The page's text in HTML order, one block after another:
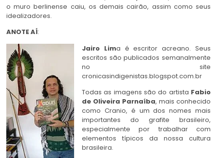
o muro berlinense caiu, os demais cairão, assim como seus
idealizadores.
ANOTE AÍ:
Jairo Lima é escritor acreano. Seus
escritos são publicados semanalmente
no site
cronicasindigenistas.blogspot.com.br
Todas as imagens são do artista Fabio
de Oliveira Parnaíba, mais conhecido
como Cranio, é um dos nomes mais
importantes do grafite brasileiro,
especialmente por trabalhar com
elementos típicos da nossa cultura
brasileira.